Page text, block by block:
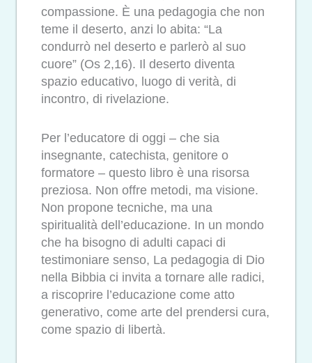
compassione. È una pedagogia che non
teme il deserto, anzi lo abita: “La
condurrò nel deserto e parlerò al suo
cuore” (Os 2,16). Il deserto diventa
spazio educativo, luogo di verità, di
incontro, di rivelazione.
Per l’educatore di oggi – che sia
insegnante, catechista, genitore o
formatore – questo libro è una risorsa
preziosa. Non offre metodi, ma visione.
Non propone tecniche, ma una
spiritualità dell’educazione. In un mondo
che ha bisogno di adulti capaci di
testimoniare senso, La pedagogia di Dio
nella Bibbia ci invita a tornare alle radici,
a riscoprire l’educazione come atto
generativo, come arte del prendersi cura,
come spazio di libertà.